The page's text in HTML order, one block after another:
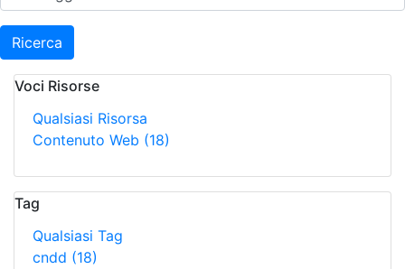
Ricerca
Voci Risorse
Qualsiasi Risorsa
Contenuto Web (18)
Tag
Qualsiasi Tag
cndd (18)